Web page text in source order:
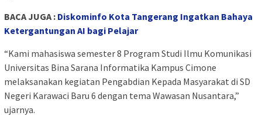
BACA JUGA : Diskominfo Kota Tangerang Ingatkan Bahaya
Ketergantungan AI bagi Pelajar
“Kami mahasiswa semester 8 Program Studi Ilmu Komunikasi
Universitas Bina Sarana Informatika Kampus Cimone
melaksanakan kegiatan Pengabdian Kepada Masyarakat di SD
Negeri Karawaci Baru 6 dengan tema Wawasan Nusantara,”
ujarnya.